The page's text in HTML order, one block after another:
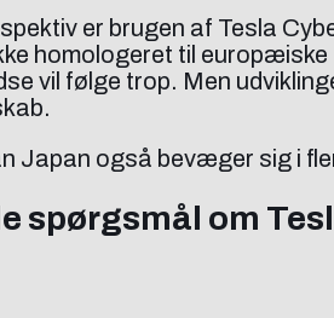
er brugen af Tesla
homologeret til
vil følge trop. Men
Japan også bevæger sig i
spørgsmål om